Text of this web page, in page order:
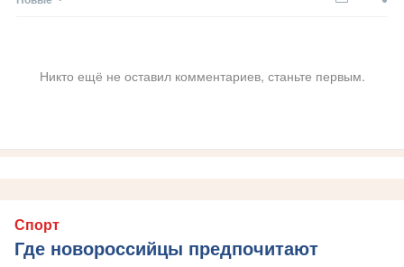
Никто ещё не оставил комментариев, станьте первым.
Спорт
Где новороссийцы предпочитают